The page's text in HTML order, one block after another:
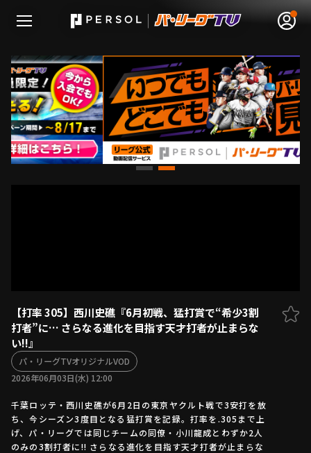
無料アカウント登録 ログイン
HOME
ファーム東地区
ファーム中地区
ファーム西地区
交流戦
選手名鑑
選手名鑑トップ
北海道日本ハムファイターズ
東北楽天ゴールデンイーグルス
千葉ロッテマリーンズ
オリックス・バファローズ
福岡ソフトバンクホークス
ニュース
設定
【打率 305】西川史礁『6月初戦、猛打賞で“希少3割
打者”に… さらなる進化を目指す天才打者が止まらな
い!!』
パ・リーグTVオリジナルVOD
2026年06月03日(水) 12:00
千葉ロッテ・西川史礁が6月2日の東京ヤクルト戦で3安打を放
ち、今シーズン3度目となる猛打賞を記録。打率を.305まで上
げ、パ・リーグでは同じチームの同僚・小川龍成とわずか2人
のみの3割打者に!! さらなる進化を目指す天才打者が止まらな